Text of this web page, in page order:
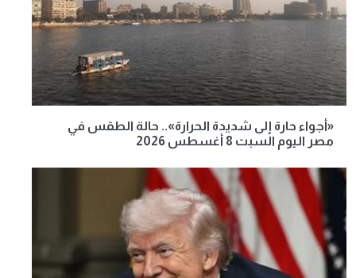
«أجواء حارة إلى شديدة الحرارة».. حالة الطقس في
مصر اليوم السبت 8 أغسطس 2026